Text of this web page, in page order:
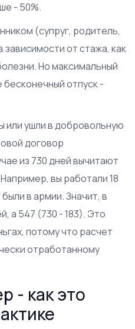
- 50%.
(супруг, родитель,
зависимости от стажа, как
Но максимальный
бесконечный отпуск -
или ушли в добровольную
договор
из 730 дней вычитают
вы работали 18
в армии. Значит, в
а 547 (730 - 183). Это
потому что расчет
отработанному
- как это